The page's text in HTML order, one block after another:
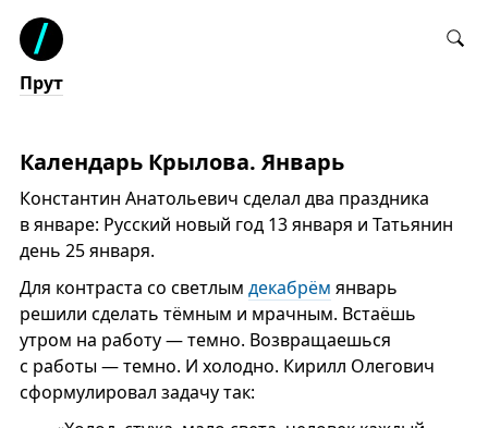
Прут
Календарь Крылова. Январь
Константин Анатольевич сделал два праздника
в январе: Русский новый год 13 января и Татьянин
день 25 января.
Для контраста со светлым декабрём январь
решили сделать тёмным и мрачным. Встаёшь
утром на работу — темно. Возвращаешься
с работы — темно. И холодно. Кирилл Олегович
сформулировал задачу так: